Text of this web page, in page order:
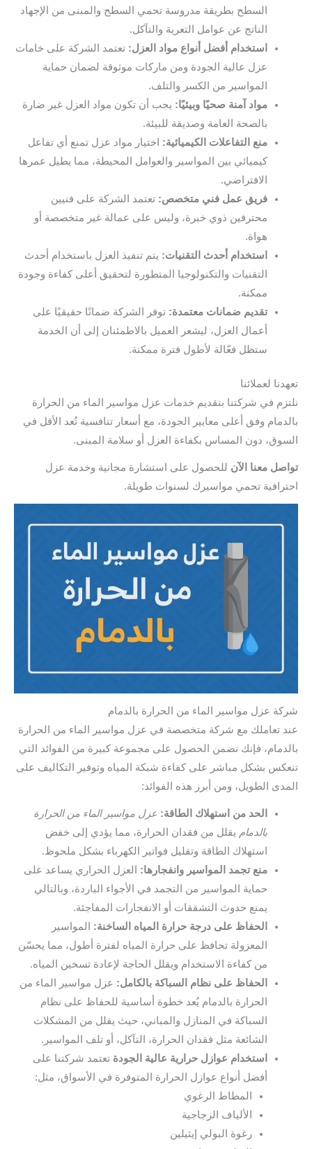
السطح بطريقة مدروسة تحمي السطح والمبنى من الإجهاد
الناتج عن عوامل التعرية والتآكل.
استخدام أفضل أنواع مواد العزل: تعتمد الشركة على خامات
عزل عالية الجودة ومن ماركات موثوقة لضمان حماية
المواسير من الكسر والتلف.
مواد آمنة صحيًا وبيئيًا: يجب أن تكون مواد العزل غير ضارة
بالصحة العامة وصديقة للبيئة.
منع التفاعلات الكيميائية:
اختيار مواد عزل تمنع أي تفاعل
كيميائي بين المواسير والعوامل المحيطة، مما يطيل عمرها
الافتراضي.
فريق عمل فني متخصص: تعتمد الشركة على فنيين
محترفين ذوي خبرة، وليس على عمالة غير متخصصة أو
هواة.
استخدام أحدث التقنيات: يتم تنفيذ العزل باستخدام أحدث
التقنيات والتكنولوجيا المتطورة لتحقيق أعلى كفاءة وجودة
ممكنة.
تقديم ضمانات معتمدة: توفر الشركة ضمانًا حقيقيًا على
أعمال العزل، ليشعر العميل بالاطمئنان إلى أن الخدمة
ستظل فعّالة لأطول فترة ممكنة.
تعهدنا لعملائنا
نلتزم في شركتنا بتقديم خدمات عزل مواسير الماء من الحرارة
بالدمام وفق أعلى معايير الجودة، مع أسعار تنافسية تُعد الأقل في
السوق، دون المساس بكفاءة العزل أو سلامة المبنى.
تواصل معنا الآن للحصول على استشارة مجانية وخدمة عزل
احترافية تحمي مواسيرك لسنوات طويلة.
شركة عزل مواسير الماء من الحرارة بالدمام
عند تعاملك مع شركة متخصصة في عزل مواسير الماء من الحرارة
بالدمام، فإنك تضمن الحصول على مجموعة كبيرة من الفوائد التي
تنعكس بشكل مباشر على كفاءة شبكة المياه وتوفير التكاليف على
المدى الطويل، ومن أبرز هذه الفوائد:
الحد من استهلاك الطاقة: عزل مواسير الماء من الحرارة
بالدمام يقلل من فقدان الحرارة، مما يؤدي إلى خفض
استهلاك الطاقة وتقليل فواتير الكهرباء بشكل ملحوظ.
منع تجمد المواسير وانفجارها:
العزل الحراري يساعد على
حماية المواسير من التجمد في الأجواء الباردة، وبالتالي
يمنع حدوث التشققات أو الانفجارات المفاجئة.
الحفاظ على درجة حرارة المياه الساخنة:
المواسير
المعزولة تحافظ على حرارة المياه لفترة أطول، مما يحسّن
من كفاءة الاستخدام ويقلل الحاجة لإعادة تسخين المياه.
الحفاظ على نظام السباكة بالكامل: عزل مواسير الماء من
الحرارة بالدمام يُعد خطوة أساسية للحفاظ على نظام
السباكة في المنازل والمباني، حيث يقلل من المشكلات
الشائعة مثل فقدان الحرارة، التآكل، أو تلف المواسير.
استخدام عوازل حرارية عالية الجودة تعتمد شركتنا على
أفضل أنواع عوازل الحرارة المتوفرة في الأسواق، مثل:
المطاط الرغوي
الألياف الزجاجية
رغوة البولي إيثيلين